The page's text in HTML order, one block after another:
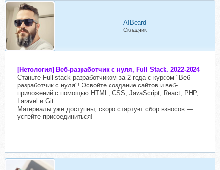
AIBeard
Складчик
[Нетология] Веб-разработчик с нуля, Full Stack. 2022-2024
Станьте Full-stack разработчиком за 2 года с курсом "Веб-
разработчик с нуля"! Освойте создание сайтов и веб-
приложений с помощью HTML, CSS, JavaScript, React, PHP,
Laravel и Git.
Материалы уже доступны, скоро стартует сбор взносов —
успейте присоединиться!